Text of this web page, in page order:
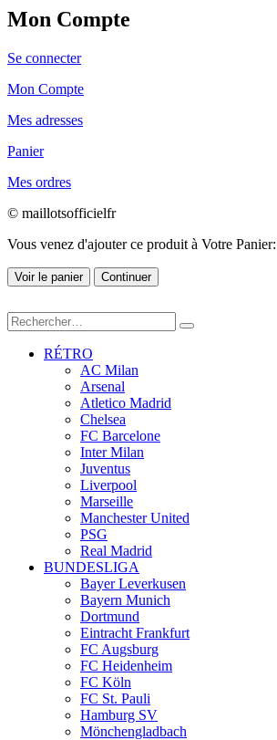
Mon Compte
Se connecter
Mon Compte
Mes adresses
Panier
Mes ordres
© maillotsofficielfr
Vous venez d'ajouter ce produit à Votre Panier:
Voir le panier Continuer
RÉTRO
AC Milan
Arsenal
Atletico Madrid
Chelsea
FC Barcelone
Inter Milan
Juventus
Liverpool
Marseille
Manchester United
PSG
Real Madrid
BUNDESLIGA
Bayer Leverkusen
Bayern Munich
Dortmund
Eintracht Frankfurt
FC Augsburg
FC Heidenheim
FC Köln
FC St. Pauli
Hamburg SV
Mönchengladbach